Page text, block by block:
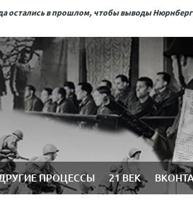
остались в прошлом, чтобы выводы
ПРОЦЕССЫ 21 ВЕК